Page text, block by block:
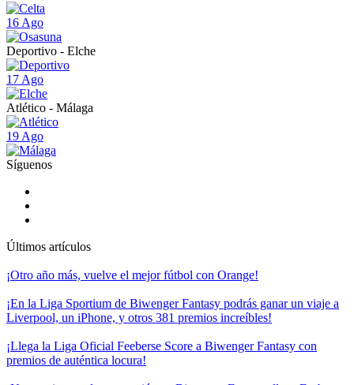
16 Ago
Deportivo - Elche
17 Ago
Atlético - Málaga
19 Ago
Síguenos
Últimos artículos
¡Otro año más, vuelve el mejor fútbol con Orange!
¡En la Liga Sportium de Biwenger Fantasy podrás ganar un viaje a
Liverpool, un iPhone, y otros 381 premios increíbles!
¡Llega la Liga Oficial Feeberse Score a Biwenger Fantasy con
premios de auténtica locura!